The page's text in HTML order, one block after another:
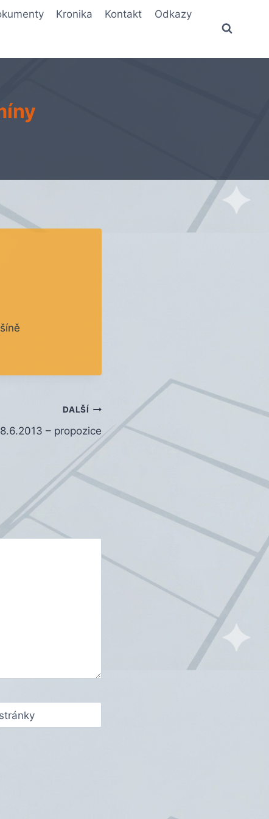
Kronika Kontakt Odkazy
DALŠÍ
– propozice